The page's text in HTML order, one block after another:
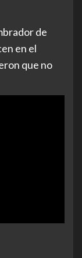
de
en el
que no